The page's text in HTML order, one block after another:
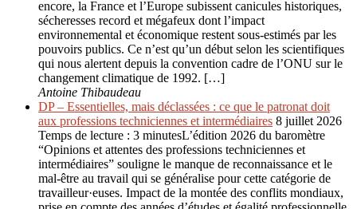
encore, la France et l’Europe subissent canicules historiques,
sécheresses record et mégafeux dont l’impact
environnemental et économique restent sous-estimés par les
pouvoirs publics. Ce n’est qu’un début selon les scientifiques
qui nous alertent depuis la convention cadre de l’ONU sur le
changement climatique de 1992. […]
Antoine Thibaudeau
DP – Essentielles, mais déclassées : ce que le patronat doit
aux professions techniciennes et intermédiaires 8 juillet 2026
Temps de lecture : 3 minutesL’édition 2026 du baromètre
“Opinions et attentes des professions techniciennes et
intermédiaires” souligne le manque de reconnaissance et le
mal-être au travail qui se généralise pour cette catégorie de
travailleur·euses. Impact de la montée des conflits mondiaux,